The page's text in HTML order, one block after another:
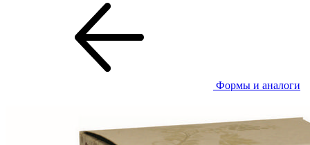
Формы и аналоги